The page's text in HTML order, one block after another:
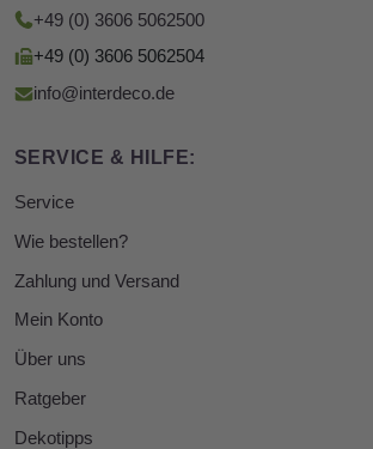
+49 (0) 3606 5062500
+49 (0) 3606 5062504
info@interdeco.de
SERVICE & HILFE:
Service
Wie bestellen?
Zahlung und Versand
Mein Konto
Über uns
Ratgeber
Dekotipps